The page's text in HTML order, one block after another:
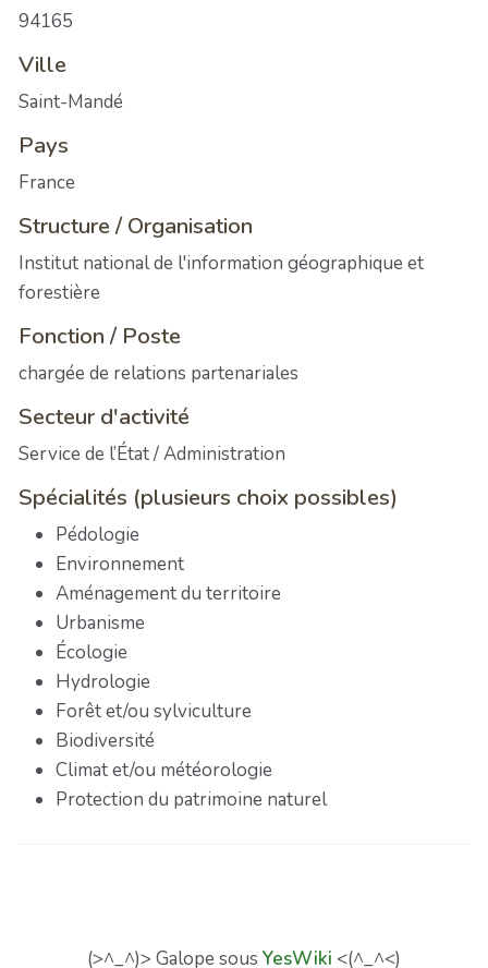
94165
Ville
Saint-Mandé
Pays
France
Structure / Organisation
Institut national de l'information géographique et
forestière
Fonction / Poste
chargée de relations partenariales
Secteur d'activité
Service de l’État / Administration
Spécialités (plusieurs choix possibles)
Pédologie
Environnement
Aménagement du territoire
Urbanisme
Écologie
Hydrologie
Forêt et/ou sylviculture
Biodiversité
Climat et/ou météorologie
Protection du patrimoine naturel
(>^_^)> Galope sous YesWiki <(^_^<)